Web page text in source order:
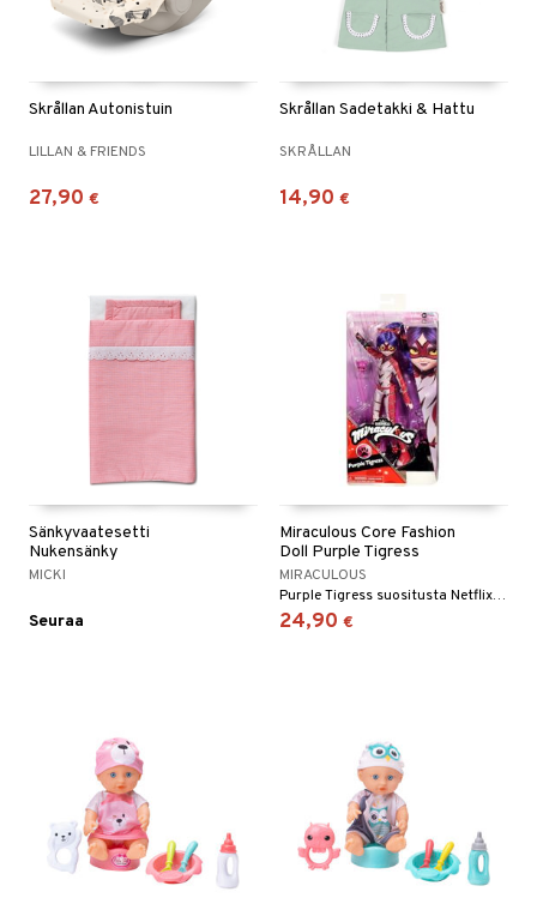
Skrållan Autonistuin
LILLAN & FRIENDS
27,90 €
Skrållan Sadetakki & Hattu
SKRÅLLAN
14,90 €
Sänkyvaatesetti
Nukensänky
MICKI
Seuraa
Miraculous Core Fashion
Doll Purple Tigress
MIRACULOUS
Purple Tigress suositusta Netflix-sarjasta!
24,90 €